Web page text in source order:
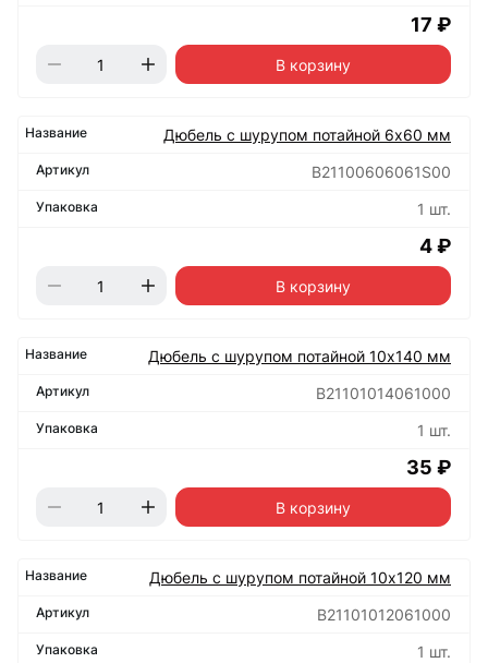
17 ₽
В корзину
Дюбель с шурупом потайной 6х60 мм
B21100606061S00
1 шт.
4 ₽
В корзину
Дюбель с шурупом потайной 10х140 мм
B21101014061000
1 шт.
35 ₽
В корзину
Дюбель с шурупом потайной 10х120 мм
B21101012061000
1 шт.